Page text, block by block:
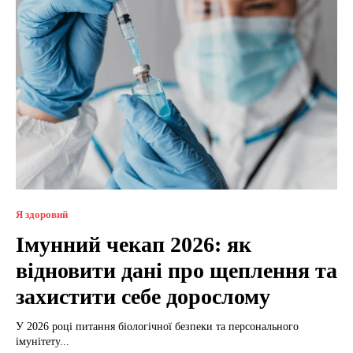
Я здоровий
Імунний чекап 2026: як
відновити дані про щеплення та
захистити себе дорослому
У 2026 році питання біологічної безпеки та персонального
імунітету...